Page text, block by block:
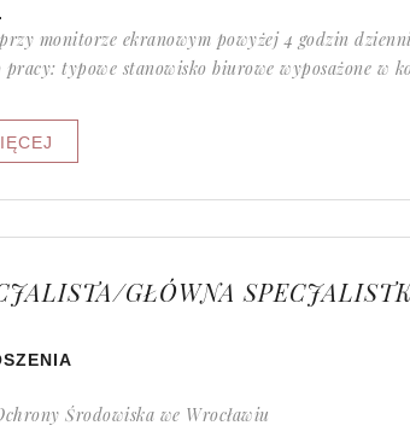
monitorze ekranowym powyżej 4 godzin
pracy: typowe stanowisko biurowe wyposażone w
GŁÓWNA
Środowiska we Wrocławiu